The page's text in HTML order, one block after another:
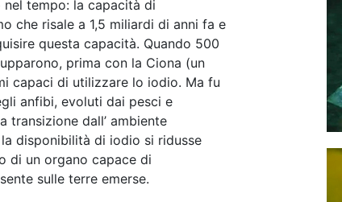
tempo: la capacità di
che risale a 1,5 miliardi di anni fa e
questa capacità. Quando 500
prima con la Ciona (un
capaci di utilizzare lo iodio. Ma fu
anfibi, evoluti dai pesci e
transizione dall’ ambiente
disponibilità di iodio si ridusse
di un organo capace di
sulle terre emerse.